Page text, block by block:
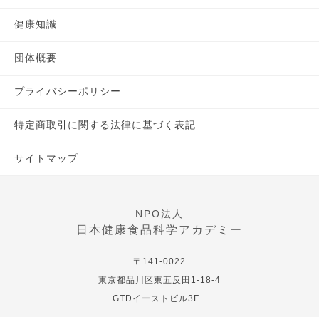
健康知識
団体概要
プライバシーポリシー
特定商取引に関する法律に基づく表記
サイトマップ
NPO法人
日本健康食品科学アカデミー
〒141-0022
東京都品川区東五反田1-18-4
GTDイーストビル3F